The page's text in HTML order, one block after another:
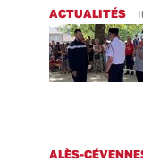
ACTUALITÉS
ALÈS-